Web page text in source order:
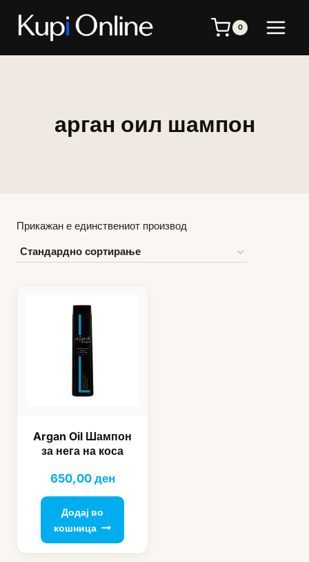
0
арган оил шампон
Прикажан е единствениот производ
Argan Oil Шампон
за нега на коса
650,00 ден
Додај во
кошница